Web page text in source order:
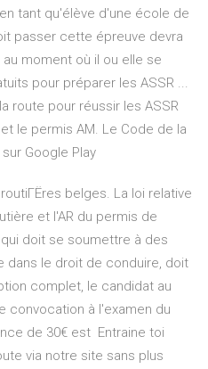
tant qu'élève d'une école de
passer cette épreuve devra
moment où il ou elle se
pour préparer les ASSR ...
route pour réussir les ASSR
le permis AM. Le Code de la
Google Play
belges. La loi relative
et l'AR du permis de
doit se soumettre à des
dans le droit de conduire, doit
complet, le candidat au
convocation à l'examen du
de 30€ est Entraine toi
via notre site sans plus